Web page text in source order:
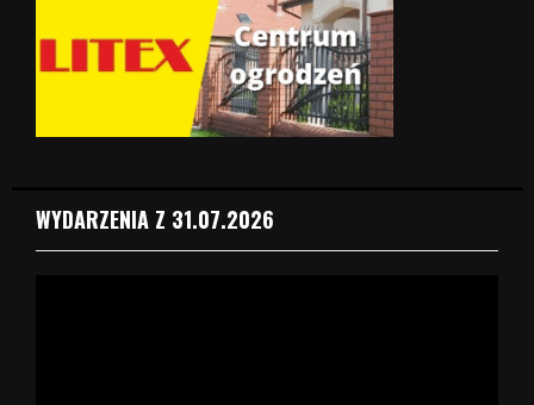
WYDARZENIA Z 31.07.2026